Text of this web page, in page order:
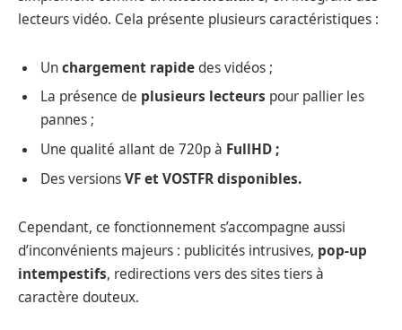
lecteurs vidéo. Cela présente plusieurs caractéristiques :
Unchargement rapidedes vidéos ;
La présence de plusieurs lecteurs pour pallier les
pannes ;
Une qualité allant de 720p à FullHD ;
Des versionsVF et VOSTFR disponibles.
Cependant, ce fonctionnement s’accompagne aussi
d’inconvénients majeurs : publicités intrusives, pop-up
intempestifs, redirections vers des sites tiers à
caractère douteux.